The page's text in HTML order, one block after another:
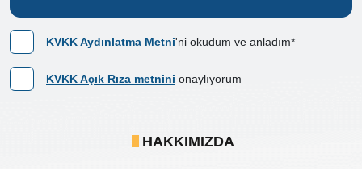
KVKK Aydınlatma Metni'ni okudum ve anladım*
KVKK Açık Rıza metnini onaylıyorum
HAKKIMIZDA